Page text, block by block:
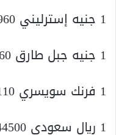
1 جنيه إسترليني 11.8960 – 13.8240
1 جنيه جبل طارق 11.8960 – 13.8240
1 فرنك سويسري 10.4110 – 12.0990
1 ريال سعودي 2.44500 – 2.84140